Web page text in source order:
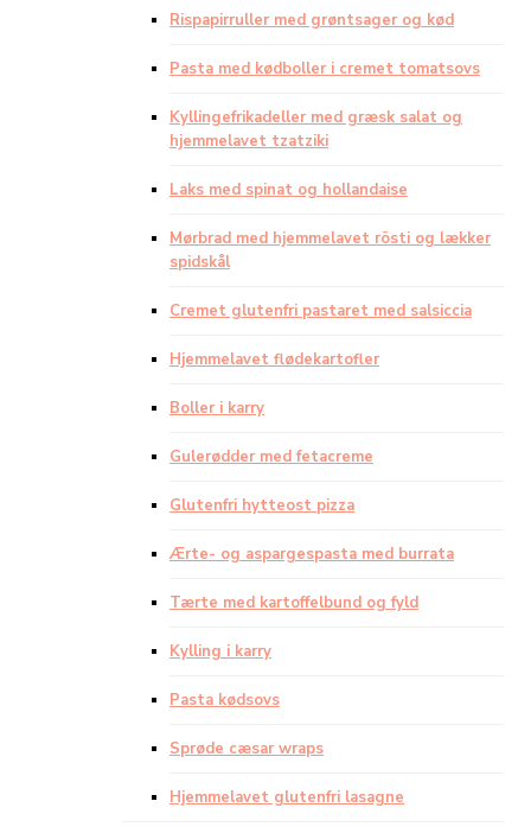
Rispapirruller med grøntsager og kød
Pasta med kødboller i cremet tomatsovs
Kyllingefrikadeller med græsk salat og
hjemmelavet tzatziki
Laks med spinat og hollandaise
Mørbrad med hjemmelavet rösti og lækker
spidskål
Cremet glutenfri pastaret med salsiccia
Hjemmelavet flødekartofler
Boller i karry
Gulerødder med fetacreme
Glutenfri hytteost pizza
Ærte- og aspargespasta med burrata
Tærte med kartoffelbund og fyld
Kylling i karry
Pasta kødsovs
Sprøde cæsar wraps
Hjemmelavet glutenfri lasagne